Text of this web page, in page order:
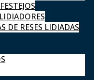
DE RESES LIDIADAS